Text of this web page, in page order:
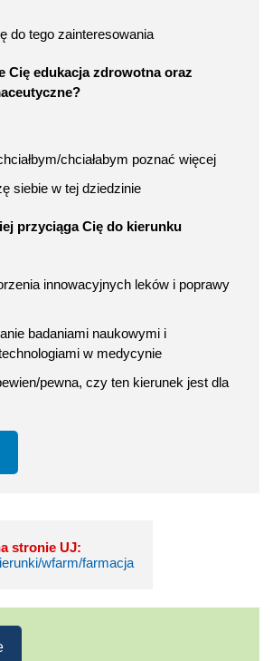
do tego zainteresowania
Cię edukacja zdrowotna oraz
chciałabym poznać więcej
siebie w tej dziedzinie
przyciąga Cię do kierunku
innowacyjnych leków i poprawy
badaniami naukowymi i
w medycynie
pewna, czy ten kierunek jest dla
stronie UJ:
wfarm/farmacja